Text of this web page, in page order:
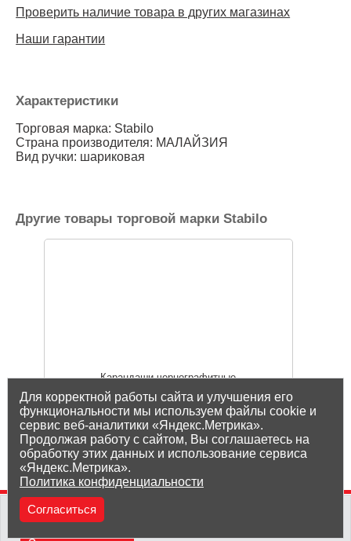
Проверить наличие товара в других магазинах
Наши гарантии
Характеристики
Торговая марка: Stabilo
Страна производителя: МАЛАЙЗИЯ
Вид ручки: шариковая
Другие товары торговой марки Stabilo
Карандаши чернографитные
Показать все товары Stabilo
Для корректной работы сайта и улучшения его
функциональности мы используем файлы cookie и
сервис веб-аналитики «Яндекс.Метрика».
Продолжая работу с сайтом, Вы соглашаетесь на
обработку этих данных и использование сервиса
«Яндекс.Метрика».
Политика конфиденциальности
Согласиться
(8212) 25-05-05